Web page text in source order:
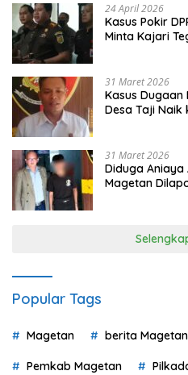
24 April 2026
Kasus Pokir
Minta Kajari
31 Maret 2026
Kasus Dugaan
Desa Taji Naik
31 Maret 2026
Diduga Aniaya
Magetan
Popular Tags
Magetan berita Magetan
Pemkab Magetan